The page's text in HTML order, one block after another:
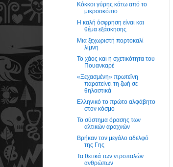
Κόκκοι γύρης κάτω από το
μικροσκόπιο
Η καλή όσφρηση είναι και
θέμα εξάσκησης
Μια ξεχωριστή πορτοκαλί
λίμνη
Το χάος και η σχετικότητα του
Πουανκαρέ
«Ξεχασμένη» πρωτεΐνη
παρατείνει τη ζωή σε
θηλαστικά
Ελληνικό το πρώτο αλφάβητο
στον κόσμο
Το σύστημα όρασης των
αλτικών αραχνών
Βρήκαν τον μεγάλο αδελφό
της Γης
Τα θετικά των ντροπαλών
ανθρώπων